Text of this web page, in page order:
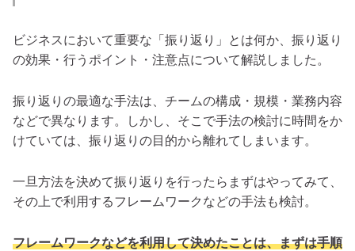
ビジネスにおいて重要な「振り返り」とは何か、振り返り
の効果・行うポイント・注意点について解説しました。
振り返りの最適な手法は、チームの構成・規模・業務内容
などで異なります。しかし、そこで手法の検討に時間をか
けていては、振り返りの目的から離れてしまいます。
一旦方法を決めて振り返りを行ったらまずはやってみて、
その上で利用するフレームワークなどの手法も検討。
フレームワークなどを利用して決めたことは、まずは手順